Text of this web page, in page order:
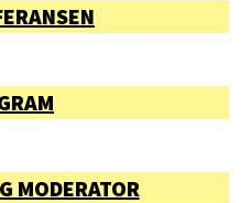
MODERATOR